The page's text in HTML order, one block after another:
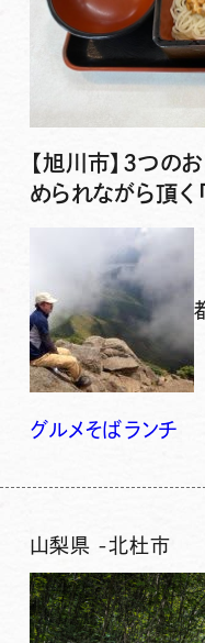
【旭川市】3つの
められながら頂
グルメそば ランチ
山梨県 -北杜市